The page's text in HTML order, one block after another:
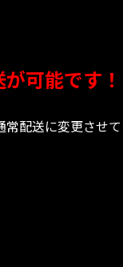
可能です！
配送に変更させ